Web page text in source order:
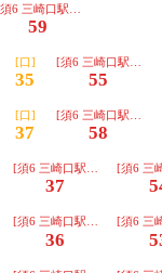
6 三崎口駅経由 三崎東岡]
59
三崎東岡]
[口]
35
[須6 三崎口駅経由
55
三崎東岡]
[口]
37
[須6 三崎口駅経由
58
三崎東岡]
[須6 三崎口駅経由 三崎東
37
[須6 三
三崎東岡]
[須6 三崎口駅経由 三崎東
36
[須6 三